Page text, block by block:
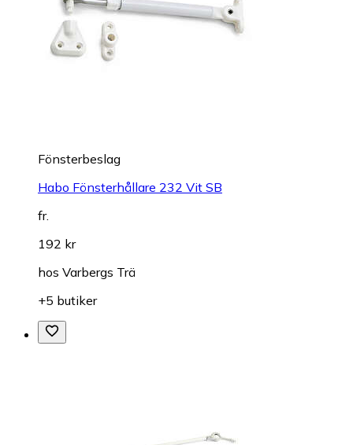
Fönsterbeslag
Habo Fönsterhållare 232 Vit SB
fr.
192 kr
hos Varbergs Trä
+5 butiker